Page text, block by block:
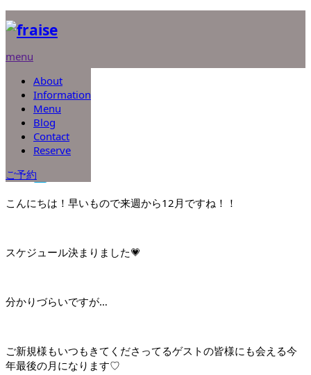
menu
About
Information
Menu
Blog
Contact
Reserve
ご予約
ブログ
未分類
2020.11.27
こんにちは！早いもので来週から12月ですね！！
スケジュール決まりました💗
分かりづらいですが…
ご新規様もいつもきてくださってるゲストの皆様にも会える今
年最後の月になります♡